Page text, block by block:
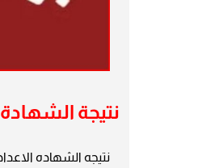
نتيجة الشهادة الاعداديه
نتيجه الشهاده